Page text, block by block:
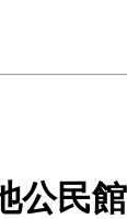
公民